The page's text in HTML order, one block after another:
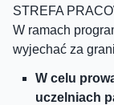
STREFA
W ramach
wyjechać za
W celu
uczelniach